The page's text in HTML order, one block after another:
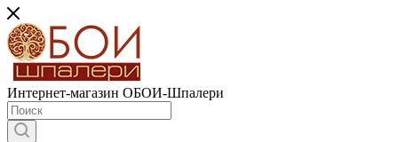
Интернет-магазин ОБОИ-Шпалери